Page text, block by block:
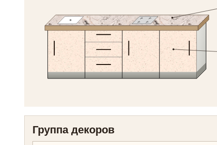
Группа декоров